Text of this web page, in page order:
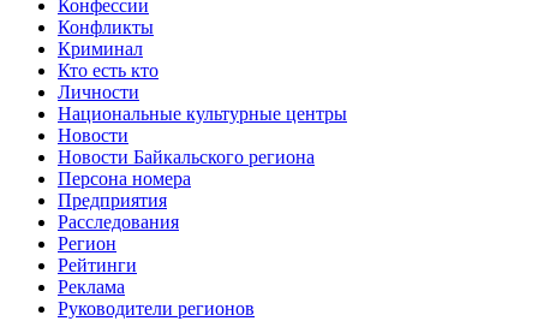
Конфессии
Конфликты
Криминал
Кто есть кто
Личности
Национальные культурные центры
Новости
Новости Байкальского региона
Персона номера
Предприятия
Расследования
Регион
Рейтинги
Реклама
Руководители регионов